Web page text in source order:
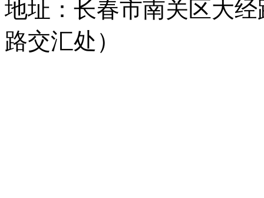
地址：长春市南关区大
路交汇处）